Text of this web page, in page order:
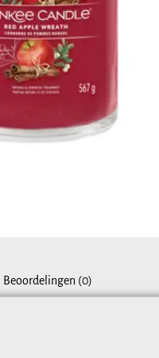
Beoordelingen (0)